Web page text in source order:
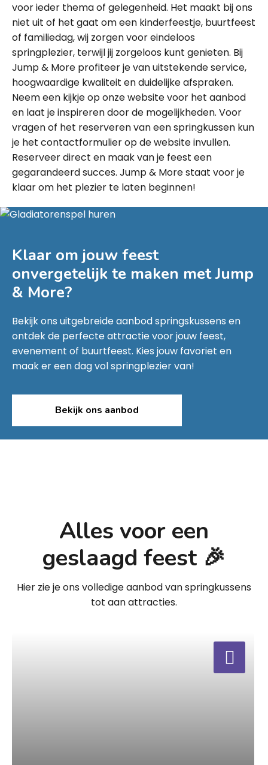
voor ieder thema of gelegenheid. Het maakt bij ons
niet uit of het gaat om een kinderfeestje, buurtfeest
of familiedag, wij zorgen voor eindeloos
springplezier, terwijl jij zorgeloos kunt genieten. Bij
Jump & More profiteer je van uitstekende service,
hoogwaardige kwaliteit en duidelijke afspraken.
Neem een kijkje op onze website voor het aanbod
en laat je inspireren door de mogelijkheden. Voor
vragen of het reserveren van een springkussen kun
je het contactformulier op de website invullen.
Reserveer direct en maak van je feest een
gegarandeerd succes. Jump & More staat voor je
klaar om het plezier te laten beginnen!
Klaar om jouw feest
onvergetelijk te maken metJump
& More?
Bekijk ons uitgebreide aanbod springskussens en
ontdek de perfecte attractie voor jouw feest,
evenement of buurtfeest. Kies jouw favoriet en
maak er een dag vol springplezier van!
Bekijk ons aanbod
Alles voor een
geslaagd feest 🎉
Hier zie je ons volledige aanbod van springkussens
tot aan attracties.